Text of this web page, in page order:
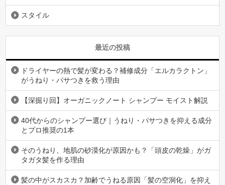
スタイル
最近の投稿
ドライヤーの熱で髪が変わる？補修成分「エルカラクトン」
がうねり・パサつきを救う理由
【深掘り回】オーガニックノート シャンプー モイスト解説
40代からのシャンプー選び｜うねり・パサつきを抑える成分
とプロ推奨の1本
そのうねり、地肌の砂漠化が原因かも？「頭皮の乾燥」がガ
タガタ髪を作る理由
髪の中がスカスカ？加齢でうねる原因「髪の空洞化」を抑え